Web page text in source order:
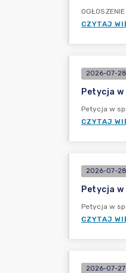
CZYTAJ
2026-07-
Petycja
Petycja w
CZYTAJ
2026-07-
Petycja w
Petycja w
CZYTAJ
2026-07-27